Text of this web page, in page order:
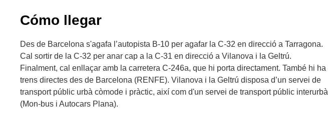
Cómo llegar
Des de Barcelona s'agafa l’autopista B-10 per agafar la C-32 en direcció a Tarragona.
Cal sortir de la C-32 per anar cap a la C-31 en direcció a Vilanova i la Geltrú.
Finalment, cal enllaçar amb la carretera C-246a, que hi porta directament. També hi ha
trens directes des de Barcelona (RENFE). Vilanova i la Geltrú disposa d’un servei de
transport públic urbà còmode i pràctic, així com d'un servei de transport públic interurbà
(Mon-bus i Autocars Plana).